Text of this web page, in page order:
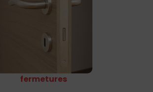
fermetures